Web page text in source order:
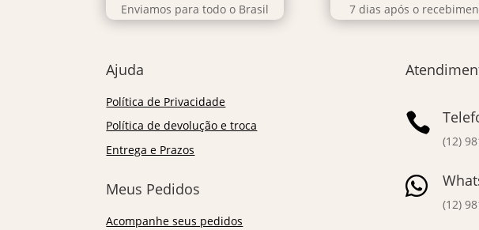
Enviamos para todo o Brasil 7 dias após o
Ajuda
Política de Privacidade
Política de devolução e troca
Entrega e Prazos
Meus Pedidos
Acompanhe seus pedidos

(12)

(12)